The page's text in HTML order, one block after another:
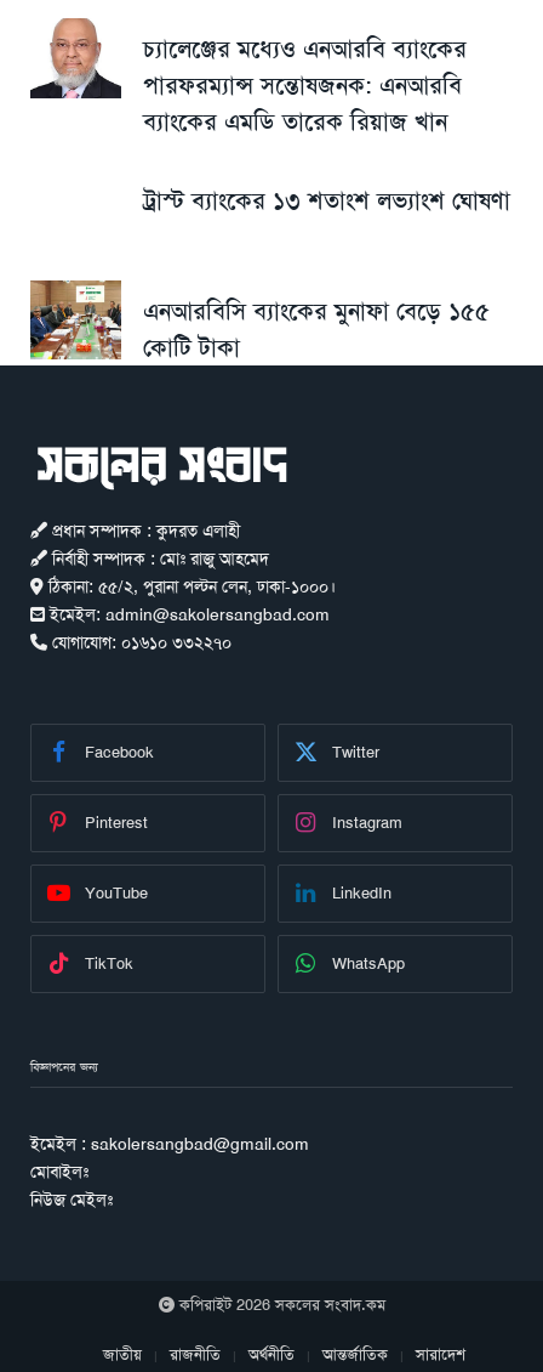
চ্যালেঞ্জের মধ্যেও এনআরবি ব্যাংকের
পারফরম্যান্স সন্তোষজনক: এনআরবি
ব্যাংকের এমডি তারেক রিয়াজ খান
ট্রাস্ট ব্যাংকের ১৩ শতাংশ লভ্যাংশ ঘোষণা
এনআরবিসি ব্যাংকের মুনাফা বেড়ে ১৫৫
কোটি টাকা
প্রধান সম্পাদক : কুদরত এলাহী
নির্বাহী সম্পাদক : মোঃ রাজু আহমেদ
ঠিকানা: ৫৫/২, পুরানা পল্টন লেন, ঢাকা-১০০০।
ইমেইল: admin@sakolersangbad.com
যোগাযোগ: ০১৬১০ ৩৩২২৭০
Facebook Twitter
Pinterest Instagram
YouTube LinkedIn
TikTok WhatsApp
বিজ্ঞাপনের জন্য
ইমেইল : sakolersangbad@gmail.com
মোবাইলঃ
নিউজ মেইলঃ
কপিরাইট 2026 সকলের সংবাদ.কম
জাতীয় রাজনীতি অর্থনীতি আন্তর্জাতিক সারাদেশ